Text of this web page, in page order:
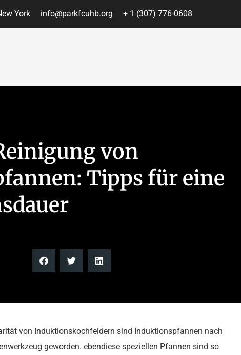
York info@parkfcuhb.org + 1 (307) 776-0608
von
Tipps für eine
von Induktionskochfeldern sind Induktionspfannen nach
geworden. ebendiese speziellen Pfannen sind so